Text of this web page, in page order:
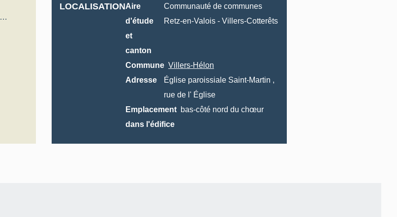
LOCALISATIONAire
d'étude
et
canton
Communauté de communes
Retz-en-Valois - Villers-Cotterêts
Commune Villers-Hélon
Adresse
Église paroissiale Saint-Martin ,
rue de l' Église
Emplacement
dans l'édifice
bas-côté nord du chœur